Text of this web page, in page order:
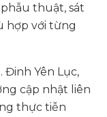
thuật, sát
hợp với từng
Đinh Yên Lục,
cập nhật liên
thực tiễn